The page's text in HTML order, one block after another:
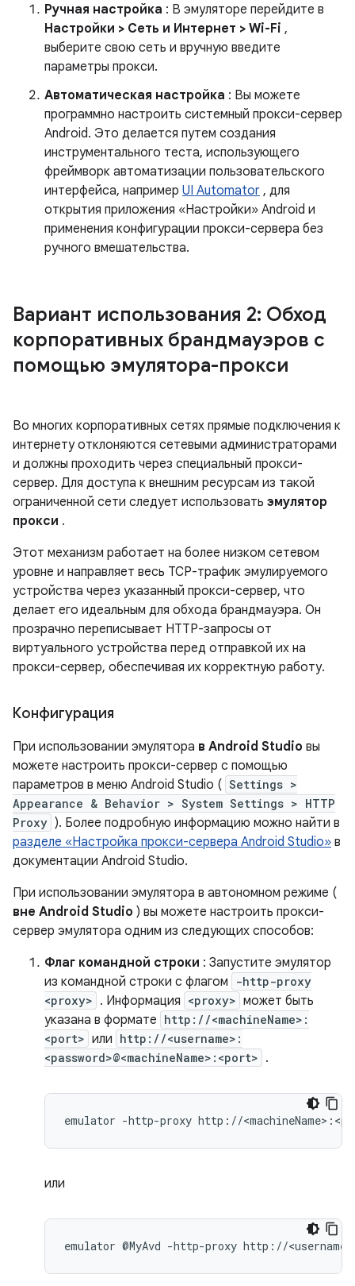
Ручная настройка : В эмуляторе перейдите в
Настройки > Сеть и Интернет > Wi-Fi ,
выберите свою сеть и вручную введите
параметры прокси.
Автоматическая настройка : Вы можете
программно настроить системный прокси-сервер
Android. Это делается путем создания
инструментального теста, использующего
фреймворк автоматизации пользовательского
интерфейса, например UI Automator , для
открытия приложения «Настройки» Android и
применения конфигурации прокси-сервера без
ручного вмешательства.
Вариант использования 2: Обход
корпоративных брандмауэров с
помощью эмулятора-прокси
Во многих корпоративных сетях прямые подключения к
интернету отклоняются сетевыми администраторами
и должны проходить через специальный прокси-
сервер. Для доступа к внешним ресурсам из такой
ограниченной сети следует использовать эмулятор
прокси .
Этот механизм работает на более низком сетевом
уровне и направляет весь TCP-трафик эмулируемого
устройства через указанный прокси-сервер, что
делает его идеальным для обхода брандмауэра. Он
прозрачно переписывает HTTP-запросы от
виртуального устройства перед отправкой их на
прокси-сервер, обеспечивая их корректную работу.
Конфигурация
При использовании эмулятора в Android Studio вы
можете настроить прокси-сервер с помощью
параметров в меню Android Studio ( Settings >
Appearance & Behavior > System Settings > HTTP
Proxy ). Более подробную информацию можно найти в
разделе «Настройка прокси-сервера Android Studio» в
документации Android Studio.
При использовании эмулятора в автономном режиме (
вне Android Studio ) вы можете настроить прокси-
сервер эмулятора одним из следующих способов:
Флаг командной строки : Запустите эмулятор
из командной строки с флагом
-http-proxy
<proxy> . Информация <proxy> может быть
указана в формате http://<machineName>:
<port> или http://<username>:
<password>@<machineName>:<port> .
emulator -http-proxy
или
emulator @MyAvd -http-proxy